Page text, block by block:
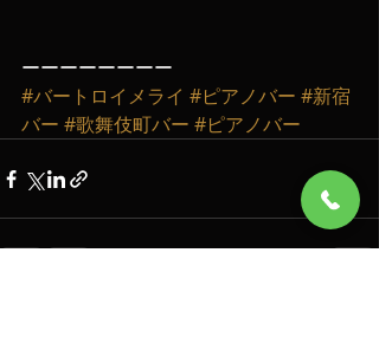
ーーーーーーーー
#バートロイメライ #ピアノバー #新宿
バー #歌舞伎町バー #ピアノバー